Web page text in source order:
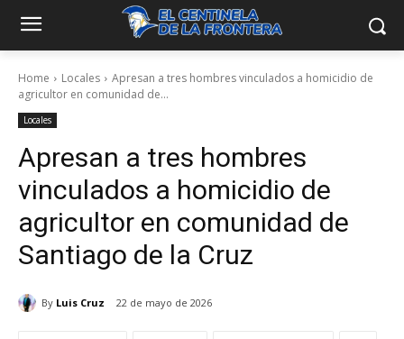
Home Locales
Apresan a tres hombres vinculados a homicidio de
agricultor en comunidad de...
Locales
Apresan a tres hombres
vinculados a homicidio de
agricultor en comunidad de
Santiago de la Cruz
By Luis Cruz 22 de mayo de 2026